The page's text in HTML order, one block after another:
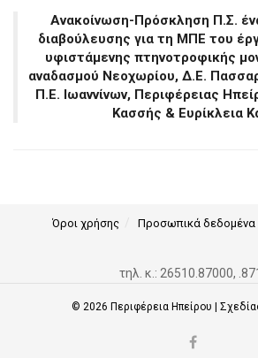
Ανακοίνωση-Πρόσκληση Π.Σ.
διαβούλευσης για τη ΜΠΕ του
υφιστάμενης πτηνοτροφικής
αναδασμού Νεοχωρίου, Δ.Ε.
Π.Ε. Ιωαννίνων, Περιφέρειας
Κασσής & Ευρίκλεια
Όροι χρήσης Προσωπικά δεδομένα
τηλ. κ.: 26510.87000,
© 2026 Περιφέρεια Ηπείρου |